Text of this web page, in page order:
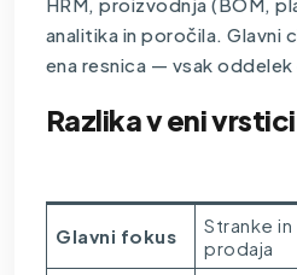
analitika in poročila. Glavni
ena resnica — vsak
Razlika v eni vrstici
Glavni fokus
Stranke in
prodaja